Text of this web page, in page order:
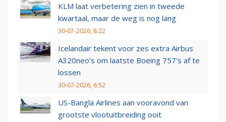
KLM laat verbetering zien in tweede
kwartaal, maar de weg is nog lang
30-07-2026, 8:22
Icelandair tekent voor zes extra Airbus
A320neo's om laatste Boeing 757's af te
lossen
30-07-2026, 6:52
US-Bangla Airlines aan vooravond van
grootste vlootuitbreiding ooit